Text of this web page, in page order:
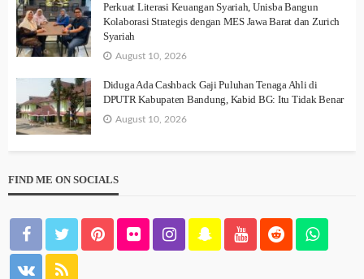
Perkuat Literasi Keuangan Syariah, Unisba Bangun
Kolaborasi Strategis dengan MES Jawa Barat dan Zurich
Syariah
August 10, 2026
Diduga Ada Cashback Gaji Puluhan Tenaga Ahli di
DPUTR Kabupaten Bandung, Kabid BG: Itu Tidak Benar
August 10, 2026
FIND ME ON SOCIALS